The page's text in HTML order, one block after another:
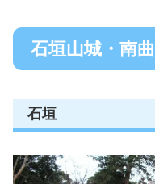
石垣山城・南
石垣